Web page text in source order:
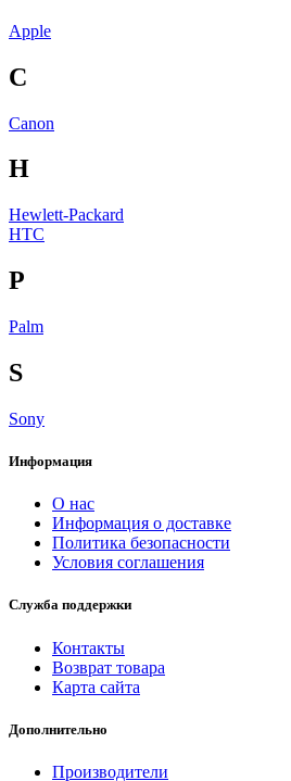
Apple
C
Canon
H
Hewlett-Packard
HTC
P
Palm
S
Sony
Информация
О нас
Информация о доставке
Политика безопасности
Условия соглашения
Служба поддержки
Контакты
Возврат товара
Карта сайта
Дополнительно
Производители